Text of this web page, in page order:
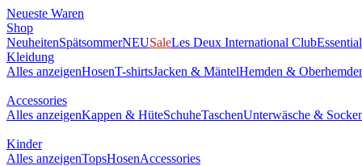
Neueste Waren
Shop
NeuheitenSpätsommerNEUSaleLes Deux International Club
Kleidung
Alles anzeigenHosenT-shirtsJacken & MäntelHemden &
Accessories
Alles anzeigenKappen & HüteSchuheTaschenUnterwäsche &
Kinder
Alles anzeigenTopsHosenAccessories